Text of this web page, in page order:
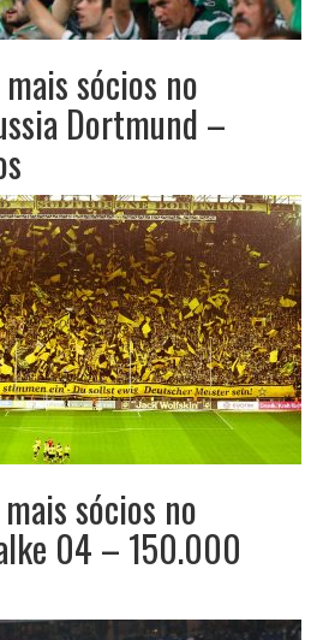
sócios no
Dortmund –
sócios no
04 – 150.000